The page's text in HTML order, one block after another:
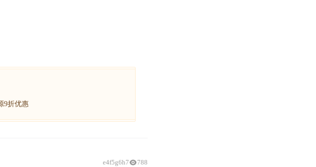
9折优惠
e4f5g6h7 788